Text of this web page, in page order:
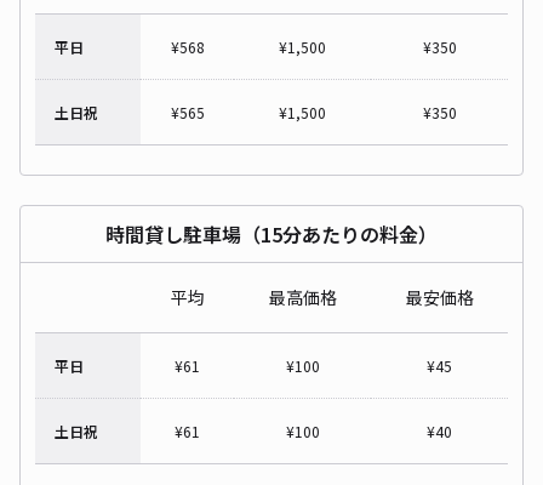
平日 ¥568 ¥1,500 ¥350
土日祝 ¥565 ¥1,500 ¥350
時間貸し駐車場（15分あたりの料金）
平均 最高価格 最安価格
平日 ¥61 ¥100 ¥45
土日祝 ¥61 ¥100 ¥40